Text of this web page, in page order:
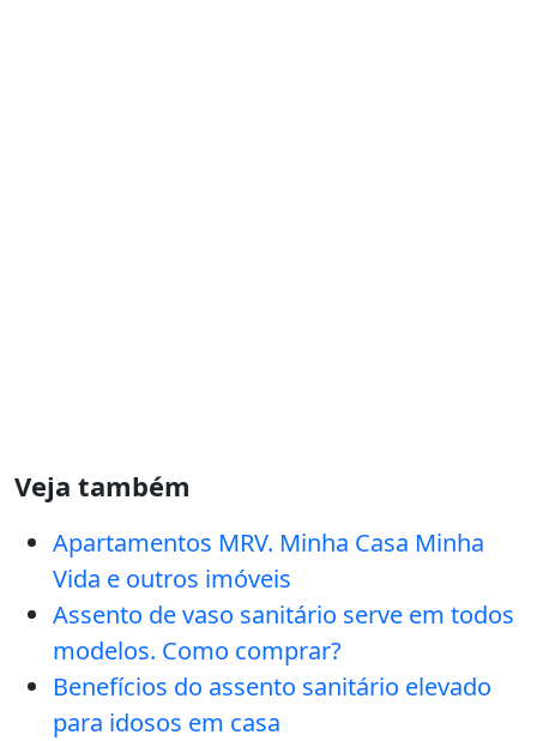
Veja também
Apartamentos MRV. Minha Casa Minha
Vida e outros imóveis
Assento de vaso sanitário serve em todos
modelos. Como comprar?
Benefícios do assento sanitário elevado
para idosos em casa